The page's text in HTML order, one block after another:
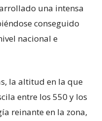
una intensa
conseguido
nacional e
la altitud en la que
entre los 550 y los
reinante en la zona,